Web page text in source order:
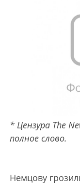
* Цензура The
полное слово.
Немцову